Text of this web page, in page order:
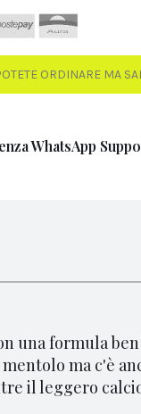
ORDINARE MA
WhatsApp
una formula
ma c'è
il leggero